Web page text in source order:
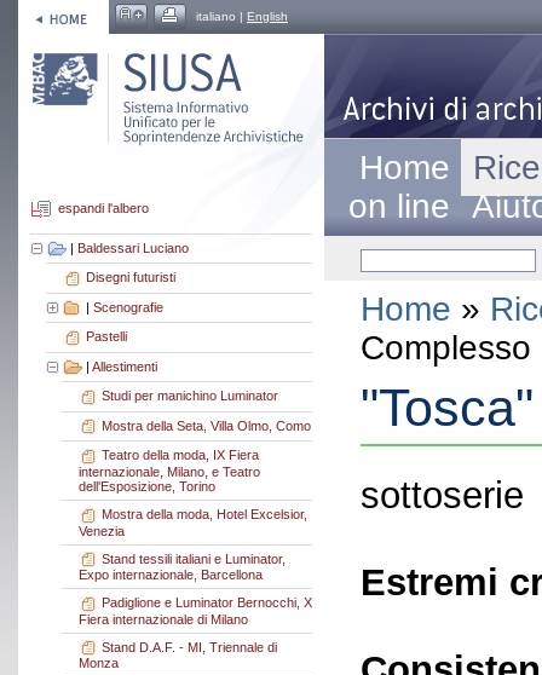
italiano | English
espandi l'albero
| Baldessari Luciano
Disegni futuristi
| Scenografie
Pastelli
| Allestimenti
Studi per manichino Luminator
Mostra della Seta, Villa Olmo, Como
Teatro della moda, IX Fiera
internazionale, Milano, e Teatro
dell'Esposizione, Torino
Mostra della moda, Hotel Excelsior,
Venezia
Stand tessili italiani e Luminator,
Expo internazionale, Barcellona
Padiglione e Luminator Bernocchi, X
Fiera internazionale di Milano
Stand D.A.F. - MI, Triennale di
Monza
Home
on line
Home »
"Tosca"
sottoserie
Estremi